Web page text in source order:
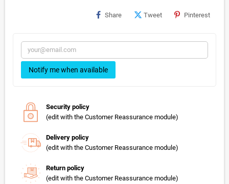
Share Tweet Pinterest
Notify me when available
Security policy
(edit with the Customer Reassurance module)
Delivery policy
(edit with the Customer Reassurance module)
Return policy
(edit with the Customer Reassurance module)